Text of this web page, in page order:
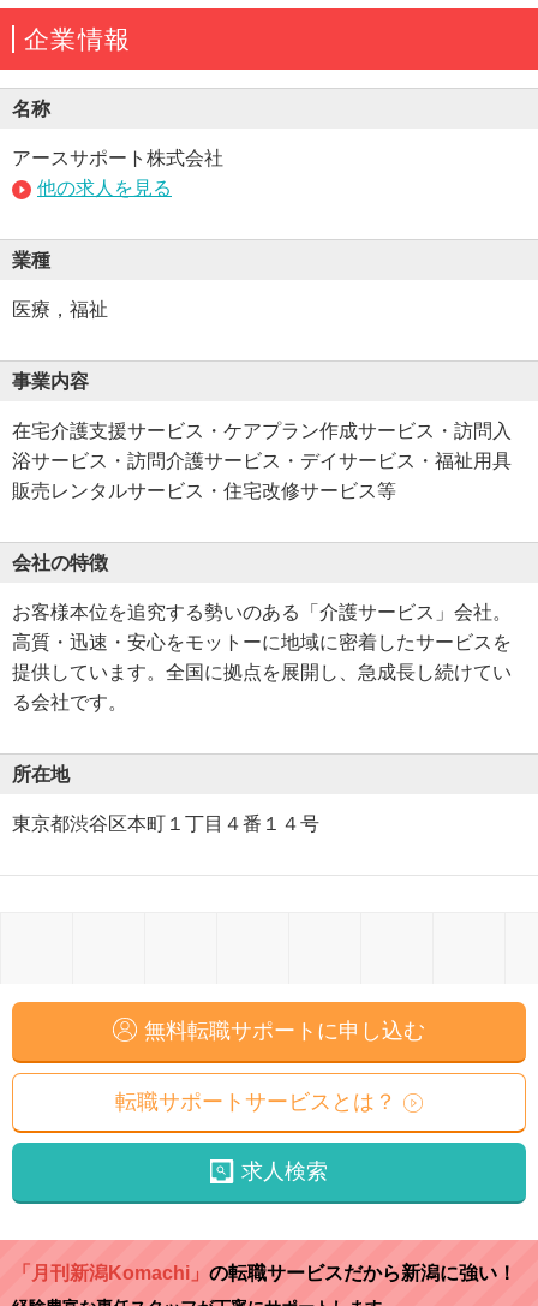
企業情報
名称
アースサポート株式会社
他の求人を見る
業種
医療，福祉
事業内容
在宅介護支援サービス・ケアプラン作成サービス・訪問入
浴サービス・訪問介護サービス・デイサービス・福祉用具
販売レンタルサービス・住宅改修サービス等
会社の特徴
お客様本位を追究する勢いのある「介護サービス」会社。
高質・迅速・安心をモットーに地域に密着したサービスを
提供しています。全国に拠点を展開し、急成長し続けてい
る会社です。
所在地
東京都渋谷区本町１丁目４番１４号
無料転職サポートに申し込む
転職サポートサービスとは？
求人検索
「月刊新潟Komachi」 の転職サービスだから新潟に強い！